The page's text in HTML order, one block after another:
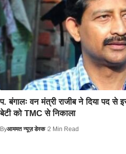
प. बंगालः वन मंत्री राजीब ने दिया पद से
बेटी को TMC से निकाला
Byआममत न्यूज़ डेस्क 2 Min Read